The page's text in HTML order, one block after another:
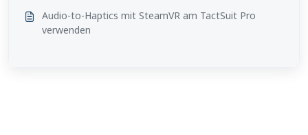
Audio-to-Haptics mit SteamVR am TactSuit Pro
verwenden